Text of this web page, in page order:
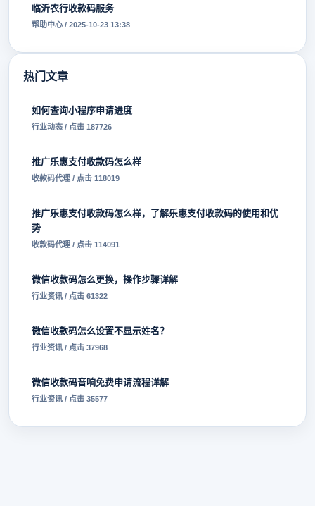
临沂农行收款码服务
帮助中心 / 2025-10-23 13:38
热门文章
如何查询小程序申请进度
行业动态 / 点击 187726
推广乐惠支付收款码怎么样
收款码代理 / 点击 118019
推广乐惠支付收款码怎么样，了解乐惠支付收款码的使用和优
势
收款码代理 / 点击 114091
微信收款码怎么更换，操作步骤详解
行业资讯 / 点击 61322
微信收款码怎么设置不显示姓名？
行业资讯 / 点击 37968
微信收款码音响免费申请流程详解
行业资讯 / 点击 35577